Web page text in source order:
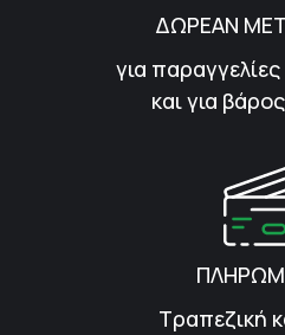
ΔΩΡΕΑΝ
για παραγγελίες
και για βάρος
Τραπεζική